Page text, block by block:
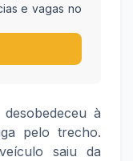
e vagas no
à
pelo trecho.
saiu da